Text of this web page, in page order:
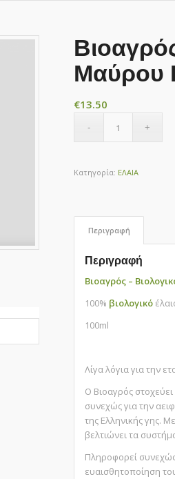
Μαύρου
€13.50
Κατηγορία: ΕΛΑΙΑ
Περιγραφή
Περιγραφή
Βιοαγρός –
100% βιολογικό
100ml
Λίγα λόγια για την
Ο Βιοαγρός
συνεχώς για την
της Ελληνικής γης.
βελτιώνει τα
Πληροφορεί
ευαισθητοποίηση